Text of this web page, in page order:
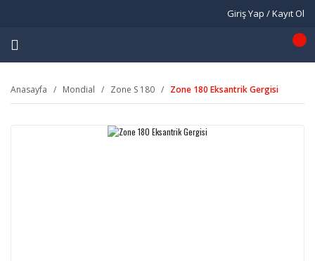
Giriş Yap / Kayıt Ol
Anasayfa Mondial Zone S 180 Zone 180 Eksantrik Gergisi